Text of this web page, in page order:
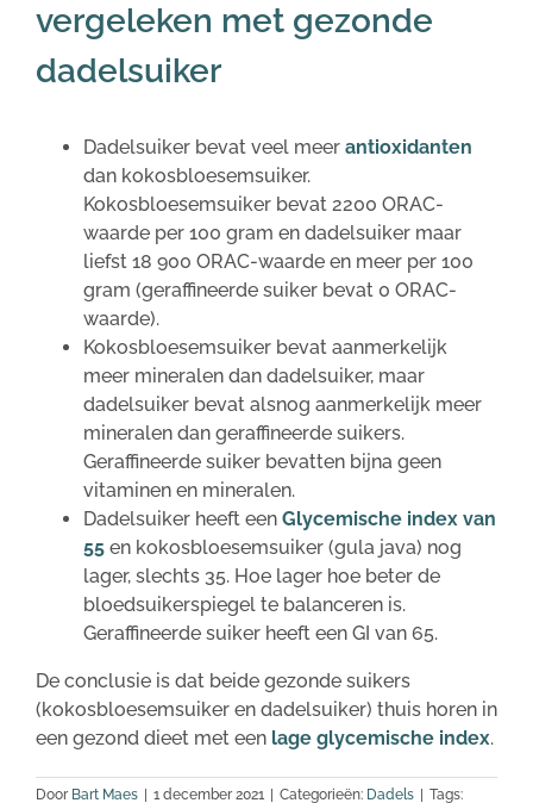
vergeleken met gezonde
dadelsuiker
Dadelsuiker bevat veel meer antioxidanten
dan kokosbloesemsuiker.
Kokosbloesemsuiker bevat 2200 ORAC-
waarde per 100 gram en dadelsuiker maar
liefst 18 900 ORAC-waarde en meer per 100
gram (geraffineerde suiker bevat 0 ORAC-
waarde).
Kokosbloesemsuiker bevat aanmerkelijk
meer mineralen dan dadelsuiker, maar
dadelsuiker bevat alsnog aanmerkelijk meer
mineralen dan geraffineerde suikers.
Geraffineerde suiker bevatten bijna geen
vitaminen en mineralen.
Dadelsuiker heeft een Glycemische index van
55 en kokosbloesemsuiker (gula java) nog
lager, slechts 35. Hoe lager hoe beter de
bloedsuikerspiegel te balanceren is.
Geraffineerde suiker heeft een GI van 65.
De conclusie is dat beide gezonde suikers
(kokosbloesemsuiker en dadelsuiker) thuis horen in
een gezond dieet met een lage glycemische index.
Door Bart Maes | 1 december 2021 | Categorieën: Dadels | Tags: